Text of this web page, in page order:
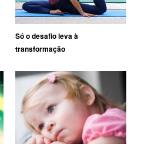
Só o desafio leva à
transformação